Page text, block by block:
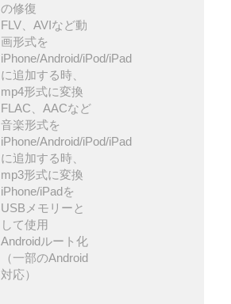
の修復
FLV、AVIなど動
画形式を
iPhone/Android/iPod/iPad
に追加する時、
mp4形式に変換
FLAC、AACなど
音楽形式を
iPhone/Android/iPod/iPad
に追加する時、
mp3形式に変換
iPhone/iPadを
USBメモリーと
して使用
Androidルート化
（一部のAndroid
対応）